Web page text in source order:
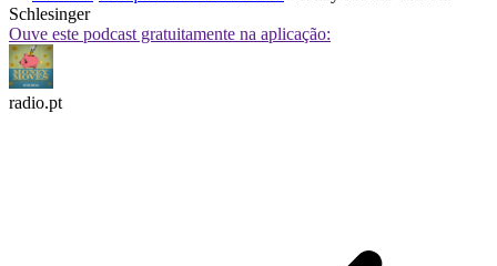
Schlesinger
Ouve este podcast gratuitamente na aplicação:
radio.pt